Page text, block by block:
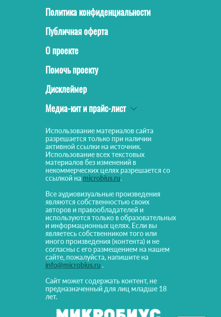
Политика конфиденциальности
Публичная оферта
О проекте
Помочь проекту
Дисклеймер
Медиа-кит и прайс-лист
Использование материалов сайта
разрешается только при наличии
активной ссылки на источник.
Использование всех текстовых
материалов без изменений в
некоммерческих целях разрешается со
ссылкой на microbius.ru.
Все аудиовизуальные произведения
являются собственностью своих
авторов и правообладателей и
используются только в образовательных
и информационных целях. Если вы
являетесь собственником того или
иного произведения (контента) и не
согласны с его размещением на нашем
сайте, пожалуйста, напишите на
info@microbius.ru .
Сайт может содержать контент, не
предназначенный для лиц младше 18
лет.